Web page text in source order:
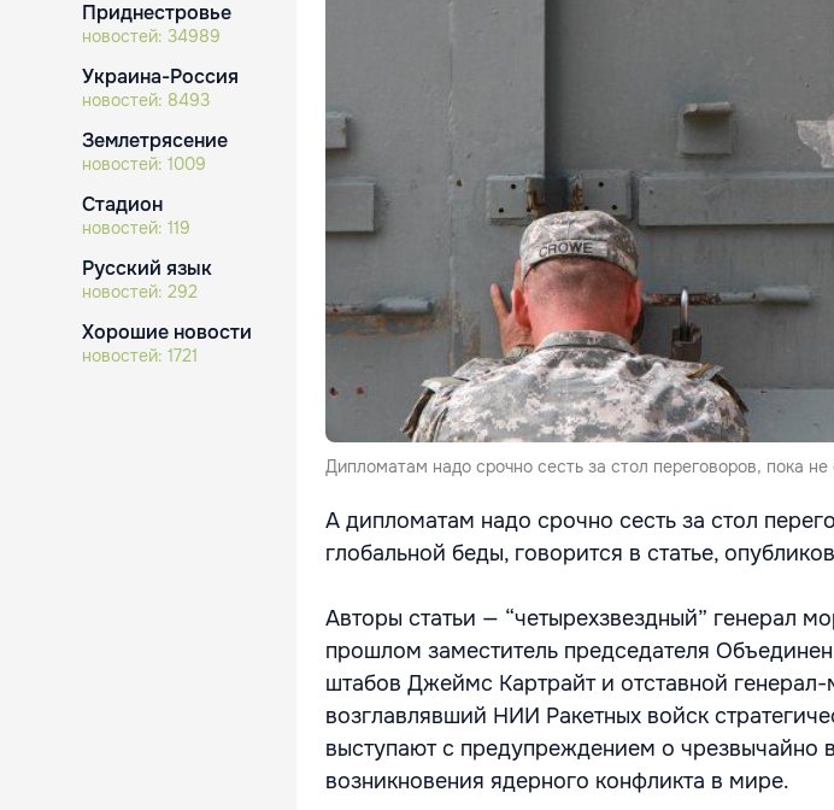
Приднестровье
новостей: 34989
Украина-Россия
новостей: 8493
Землетрясение
новостей: 1009
Стадион
новостей: 119
Русский язык
новостей: 292
Хорошие новости
новостей: 1721
Дипломатам надо срочно сесть за стол переговоров, пока
А дипломатам надо срочно сесть за стол
глобальной беды, говорится в статье,
Авторы статьи — “четырехзвездный” генерал
прошлом заместитель председателя
штабов Джеймс Картрайт и отставной
возглавлявший НИИ Ракетных войск
выступают с предупреждением о чрезвычайно
возникновения ядерного конфликта в мире.